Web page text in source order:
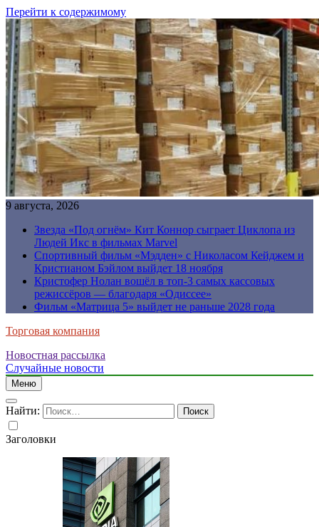
Перейти к содержимому
9 августа, 2026
Звезда «Под огнём» Кит Коннор сыграет Циклопа из
Людей Икс в фильмах Marvel
Спортивный фильм «Мэдден» с Николасом Кейджем и
Кристианом Бэйлом выйдет 18 ноября
Кристофер Нолан вошёл в топ-3 самых кассовых
режиссёров — благодаря «Одиссее»
Фильм «Матрица 5» выйдет не раньше 2028 года
Торговая компания
Новостная рассылка
Случайные новости
Меню
Найти:
Заголовки